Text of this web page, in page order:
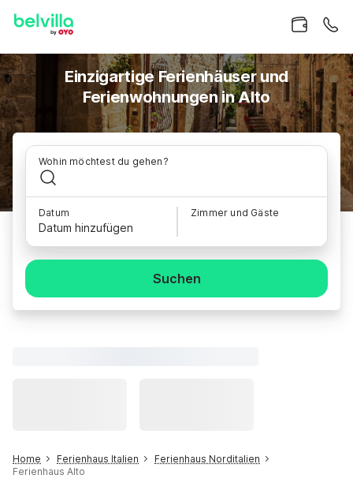
Einzigartige Ferienhäuser und
Ferienwohnungen in Alto
Wohin möchtest du gehen?
Datum
Datum hinzufügen
Zimmer und Gäste
Suchen
Home Ferienhaus Italien
Ferienhaus Norditalien
Ferienhaus Alto